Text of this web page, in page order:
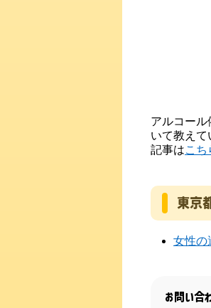
アルコー
いて教えて
記事はこち
東京
女性の
お問い合